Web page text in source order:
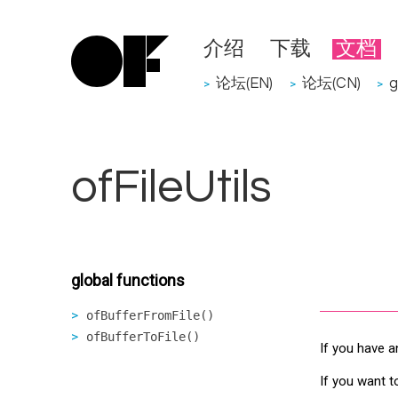
介绍 下载 文档
> 论坛(EN) > 论坛(CN) >
ofFileUtils
global functions
ofBufferFromFile()
ofBufferToFile()
If you have
If you want